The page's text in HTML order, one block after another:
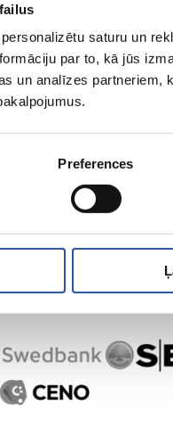
saturu un
par to, kā jūs
un analīzes
Preferences